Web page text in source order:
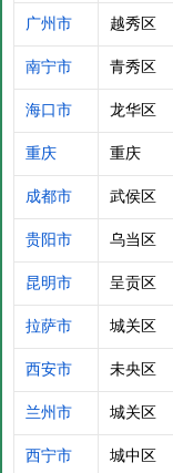
广州市 越秀区
南宁市 青秀区
海口市 龙华区
重庆 重庆
成都市 武侯区
贵阳市 乌当区
昆明市 呈贡区
拉萨市 城关区
西安市 未央区
兰州市 城关区
西宁市 城中区